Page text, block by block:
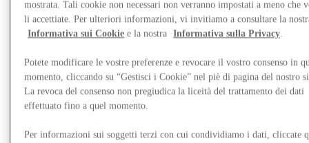
mostrata. Tali cookie non necessari non verranno impostati a meno che
li accettiate. Per ulteriori informazioni, vi invitiamo a consultare la
Informativa sui Cookie e la nostra Informativa sulla Privacy.
Potete modificare le vostre preferenze e revocare il vostro consenso in
momento, cliccando su “Gestisci i Cookie” nel piè di pagina del nostro
La revoca del consenso non pregiudica la liceità del trattamento dei dati
effettuato fino a quel momento.
Per informazioni sui soggetti terzi con cui condividiamo i dati, cliccate